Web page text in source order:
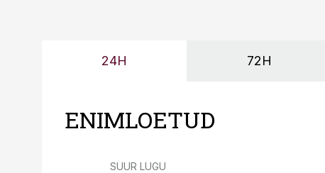
24H 72H
ENIMLOETUD
SUUR LUGU